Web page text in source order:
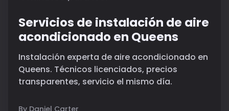
Servicios de instalación de aire
acondicionado en Queens
Instalación experta de aire acondicionado en
Queens. Técnicos licenciados, precios
transparentes, servicio el mismo día.
By Daniel Carter